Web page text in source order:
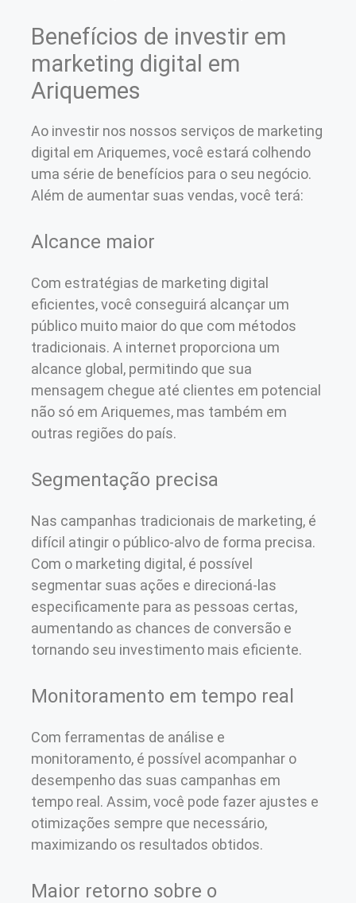
Benefícios de investir em
marketing digital em
Ariquemes
Ao investir nos nossos serviços de marketing
digital em Ariquemes, você estará colhendo
uma série de benefícios para o seu negócio.
Além de aumentar suas vendas, você terá:
Alcance maior
Com estratégias de marketing digital
eficientes, você conseguirá alcançar um
público muito maior do que com métodos
tradicionais. A internet proporciona um
alcance global, permitindo que sua
mensagem chegue até clientes em potencial
não só em Ariquemes, mas também em
outras regiões do país.
Segmentação precisa
Nas campanhas tradicionais de marketing, é
difícil atingir o público-alvo de forma precisa.
Com o marketing digital, é possível
segmentar suas ações e direcioná-las
especificamente para as pessoas certas,
aumentando as chances de conversão e
tornando seu investimento mais eficiente.
Monitoramento em tempo real
Com ferramentas de análise e
monitoramento, é possível acompanhar o
desempenho das suas campanhas em
tempo real. Assim, você pode fazer ajustes e
otimizações sempre que necessário,
maximizando os resultados obtidos.
Maior retorno sobre o